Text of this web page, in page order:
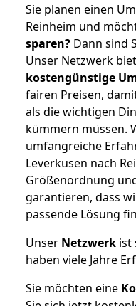
Sie planen einen
Reinheim und
sparen? Dann sind
Unser Netzwerk
kostengünstige
fairen Preisen,
als die wichtigen
kümmern müssen.
umfangreiche
Leverkusen nach
Größenordnung
garantieren, dass
passende Lösung
Unser Netzwerk ist
haben viele Jahre
Sie möchten eine